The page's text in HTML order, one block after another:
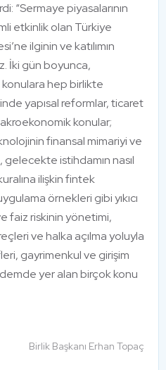
“Sermaye piyasalarının
etkinlik olan Türkiye
ilginin ve katılımın
İki gün boyunca,
hep birlikte
yapısal reformlar, ticaret
konular;
finansal mimariyi ve
istihdamın nasıl
ilişkin fintek
örnekleri gibi yıkıcı
faiz riskinin yönetimi,
ve halka açılma yoluyla
gayrimenkul ve girişim
yer alan birçok konu
Birlik Başkanı Erhan Topaç